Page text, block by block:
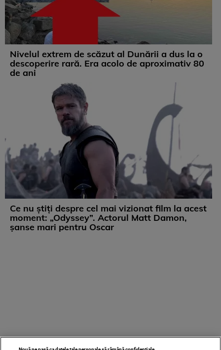
Nivelul extrem de scăzut al Dunării a dus la o
descoperire rară. Era acolo de aproximativ 80
de ani
Ce nu știți despre cel mai vizionat film la acest
moment: „Odyssey”. Actorul Matt Damon,
șanse mari pentru Oscar